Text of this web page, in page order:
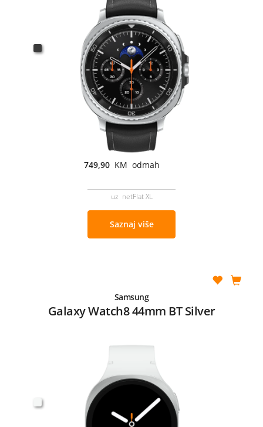
749,90 KM odmah
uz netFlat XL
Saznaj više
Samsung
Galaxy Watch8 44mm BT Silver